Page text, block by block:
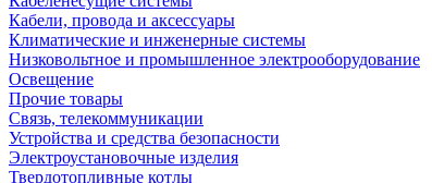
Кабели, провода и аксессуары
Климатические и инженерные системы
Низковольтное и промышленное электрооборудование
Освещение
Прочие товары
Связь, телекоммуникации
Устройства и средства безопасности
Электроустановочные изделия
Твердотопливные котлы